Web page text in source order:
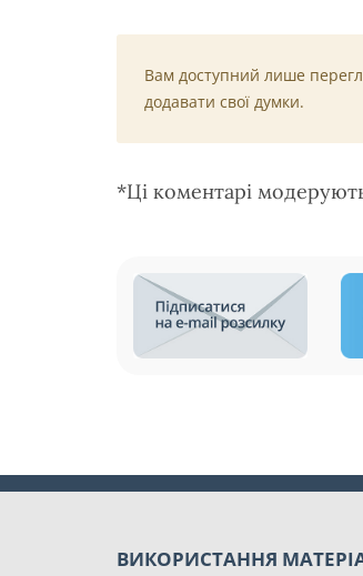
Вам доступний лише
додавати свої думки.
*Ці коментарі
ВИКОРИСТАННЯ